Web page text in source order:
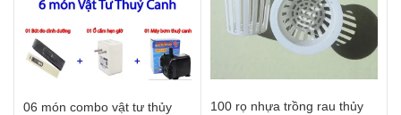
06 món combo vật tư thủy
100 rọ nhựa trồng rau thủy